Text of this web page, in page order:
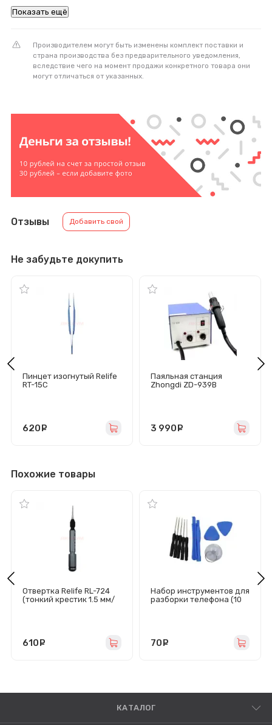
Показать ещё
Производителем могут быть изменены комплект поставки и
страна производства без предварительного уведомления,
вследствие чего на момент продажи конкретного товара они
могут отличаться от указанных.
Отзывы Добавить свой
Не забудьте докупить
Пинцет изогнутый Relife
RT-15C
620
Паяльная станция
Zhongdi ZD-939B
3 990
Похожие товары
Отвертка Relife RL-724
(тонкий крестик 1.5 мм/
610
Набор инструментов для
разборки телефона (10
70
КАТАЛОГ